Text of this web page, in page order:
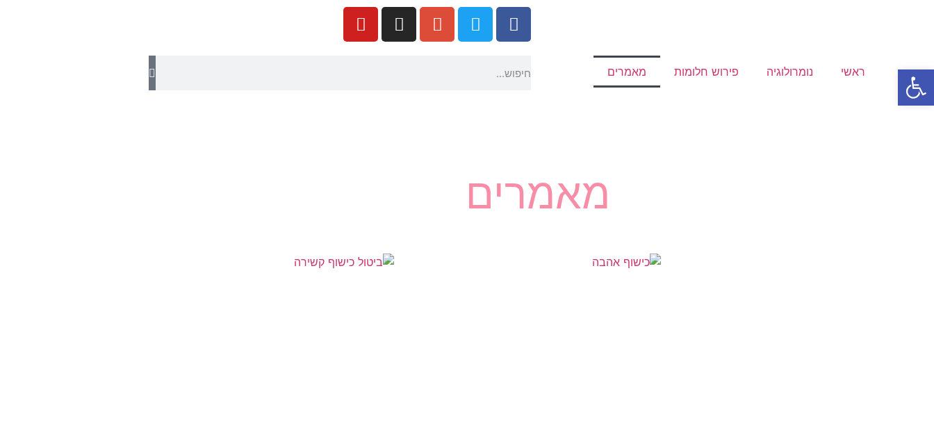
ראשי נומרולוגיה פירוש חלומות מאמרים
מאמרים
פתח סרגל נגישות